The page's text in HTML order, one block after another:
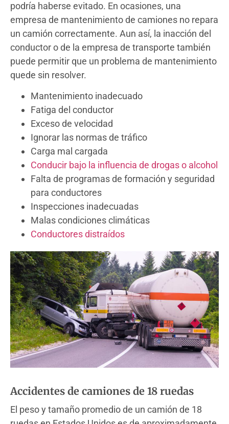
podría haberse evitado. En ocasiones, una
empresa de mantenimiento de camiones no repara
un camión correctamente. Aun así, la inacción del
conductor o de la empresa de transporte también
puede permitir que un problema de mantenimiento
quede sin resolver.
Mantenimiento inadecuado
Fatiga del conductor
Exceso de velocidad
Ignorar las normas de tráfico
Carga mal cargada
Conducir bajo la influencia de drogas o alcohol
Falta de programas de formación y seguridad
para conductores
Inspecciones inadecuadas
Malas condiciones climáticas
Conductores distraídos
Accidentes de camiones de 18 ruedas
El peso y tamaño promedio de un camión de 18